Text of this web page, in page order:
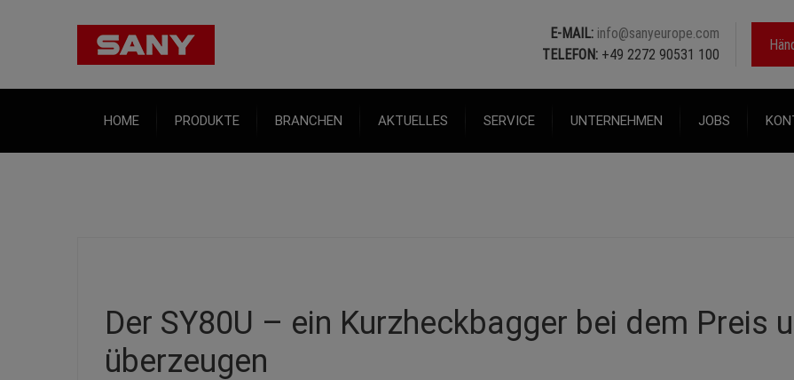
E-MAIL: info@sanyeurope.com
TELEFON: +49 2272 90531 100
HOME PRODUKTE BRANCHEN AKTUELLES SERVICE UNTERNEHMEN JOBS
Der SY80U – ein Kurzheckbagger bei dem Preis
überzeugen